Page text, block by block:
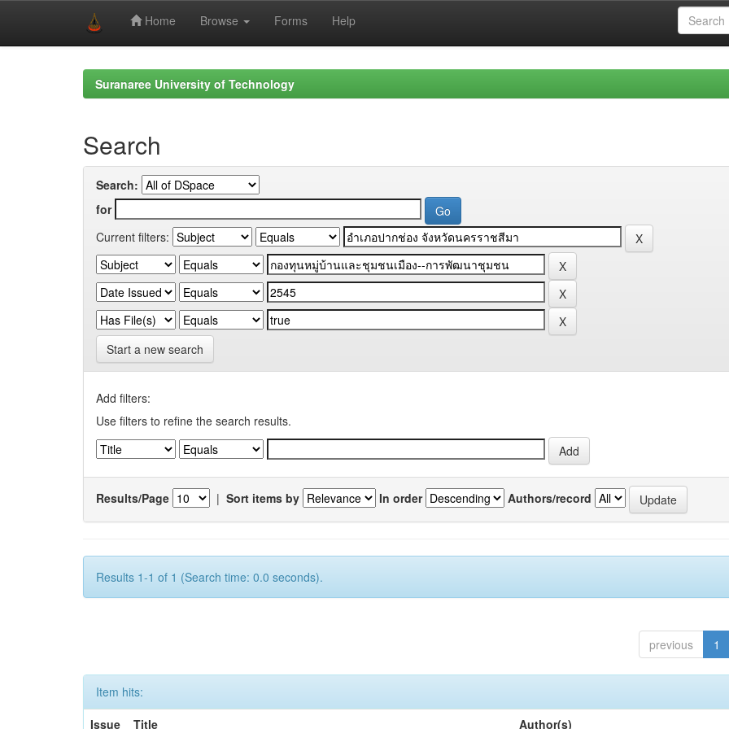
Home Browse Forms Help
Suranaree University of Technology
Search
Search:
for
Current filters:
Start a new search
Add filters:
Use filters to refine the search results.
Results/Page | Sort items by In order Authors/record
Results 1-1 of 1 (Search time: 0.0 seconds).
previous 1
Item hits:
Issue
Title Author(s)